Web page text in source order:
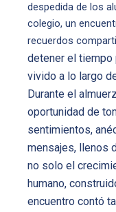
despedida de los
colegio, un
recuerdos
detener el tiempo
vivido a lo largo
Durante el
oportunidad de
sentimientos,
mensajes, llenos
no solo el
humano,
encuentro contó